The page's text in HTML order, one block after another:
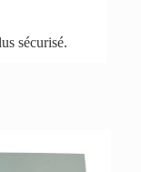
sécurisé.